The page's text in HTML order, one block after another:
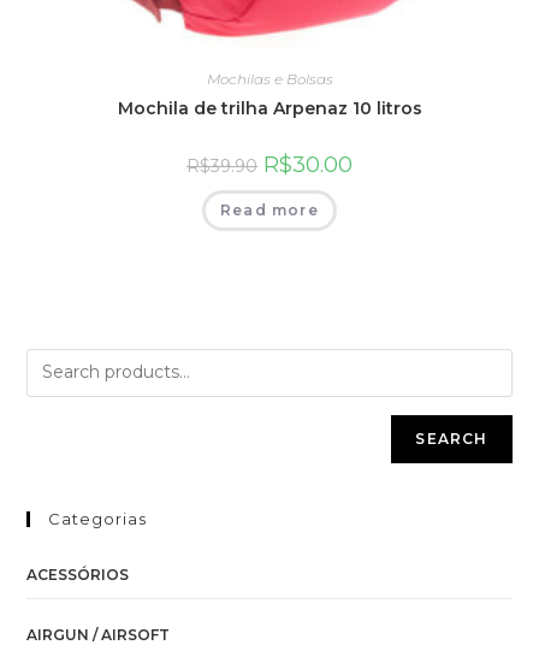
Mochilas e Bolsas
Mochila de trilha Arpenaz 10 litros
R$39.90 R$30.00
Read more
SEARCH
Categorias
ACESSÓRIOS
AIRGUN / AIRSOFT